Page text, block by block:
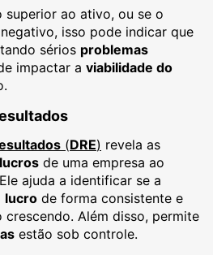
superior ao ativo, ou se o
isso pode indicar que
sérios problemas
impactar a viabilidade do
(DRE) revela as
lucros de uma empresa ao
ajuda a identificar se a
lucro de forma consistente e
crescendo. Além disso, permite
estão sob controle.